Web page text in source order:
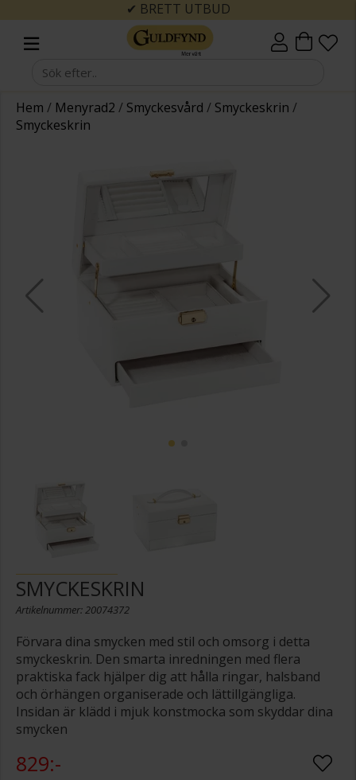
✔ BRETT UTBUD
Hem / Menyrad2 / Smyckesvård / Smyckeskrin /
Smyckeskrin
SMYCKESKRIN
Artikelnummer: 20074372
Förvara dina smycken med stil och omsorg i detta
smyckeskrin. Den smarta inredningen med flera
praktiska fack hjälper dig att hålla ringar, halsband
och örhängen organiserade och lättillgängliga.
Insidan är klädd i mjuk konstmocka som skyddar dina
smycken
829:-